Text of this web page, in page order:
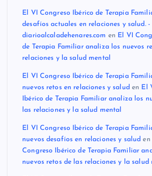
El VI Congreso Ibérico de Terapia
desafíos actuales en relaciones y salud. -
diarioalcaladehenares.com en El VI
de Terapia Familiar analiza los nuevos
relaciones y la salud mental
El VI Congreso Ibérico de Terapia
nuevos retos en relaciones y saluden El
Ibérico de Terapia Familiar analiza los
las relaciones y la salud mental
El VI Congreso Ibérico de Terapia
nuevos desafíos en relaciones y salud en
Congreso Ibérico de Terapia Familiar
nuevos retos de las relaciones y la salud